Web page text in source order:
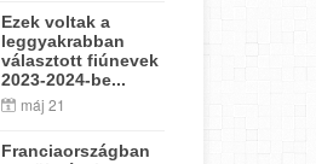
Ezek voltak a
leggyakrabban
választott fiúnevek
2023-2024-be...
máj 21
Franciaországban